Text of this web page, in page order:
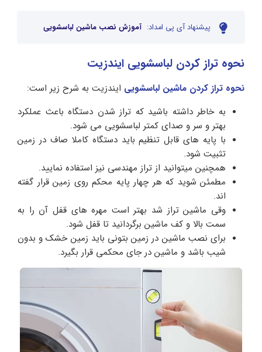
پیشنهاد آی پی امداد: آموزش نصب ماشین لباسشویی
نحوه تراز کردن لباسشویی ایندزیت
نحوه تراز کردن ماشین لباسشویی ایندزیت به شرح زیر است:
به خاطر داشته باشید که تراز شدن دستگاه باعث عملکرد
بهتر و سر و صدای کمتر لباسشویی می شود.
با پایه های قابل تنظیم باید دستگاه کاملا صاف در زمین
تثبیت شود.
همچنین میتوانید از تراز مهندسی نیز استفاده نمایید.
مطمئن شوید که هر چهار پایه محکم روی زمین قرار گفته
اند.
وقی ماشین تراز شد بهتر است مهره های قفل آن را به
سمت بالا و کف ماشین برگردانید تا قفل شود.
برای نصب ماشین در زمین بتونی باید زمین خشک و بدون
شیب باشد و ماشین در جای محکمی قرار بگیرد.